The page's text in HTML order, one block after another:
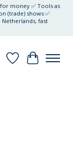
money ✅ Tools as
(trade) shows ✅
Netherlands, fast
Wunschzettel
Ihr